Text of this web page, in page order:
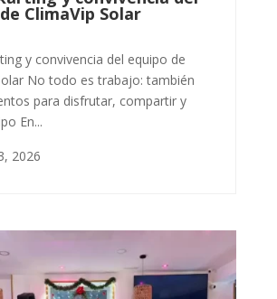
ClimaVip Solar
y convivencia del equipo de
No todo es trabajo: también
para disfrutar, compartir y
En...
2026